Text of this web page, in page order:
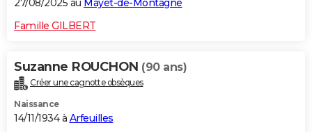
27/08/2025 au Mayet-de-Montagne
Famille GILBERT
Suzanne ROUCHON (90 ans)
Créer une cagnotte obsèques
Naissance
14/11/1934 à Arfeuilles